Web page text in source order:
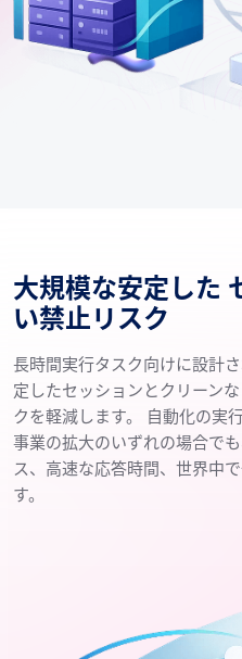
大規模な安定した
い禁止リスク
長時間実行タスク向けに設計
定したセッションとクリーン
クを軽減します。 自動化の実
事業の拡大のいずれの場合で
ス、高速な応答時間、世界中
す。